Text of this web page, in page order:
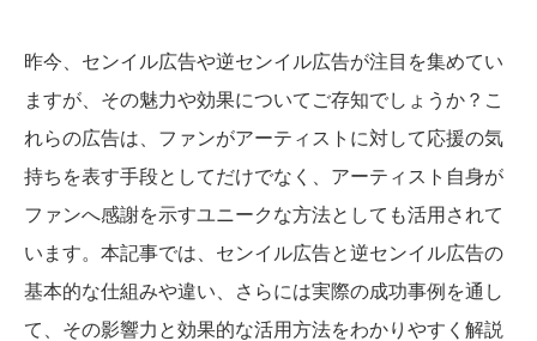
昨今、センイル広告や逆センイル広告が注目を集めてい
ますが、その魅力や効果についてご存知でしょうか？こ
れらの広告は、ファンがアーティストに対して応援の気
持ちを表す手段としてだけでなく、アーティスト自身が
ファンへ感謝を示すユニークな方法としても活用されて
います。本記事では、センイル広告と逆センイル広告の
基本的な仕組みや違い、さらには実際の成功事例を通し
て、その影響力と効果的な活用方法をわかりやすく解説